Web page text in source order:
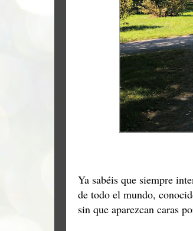
Ya sabéis que siempre
de todo el mundo,
sin que aparezcan caras